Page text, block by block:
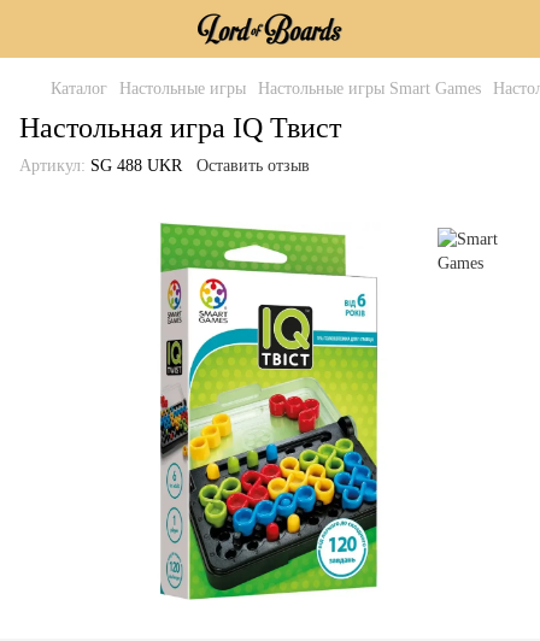
Каталог Настольные игры Настольные игры Smart Games
Настольная игра IQ Твист
Артикул: SG 488 UKR Оставить отзыв